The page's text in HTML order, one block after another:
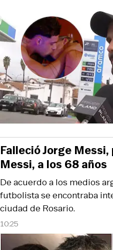
10:25
De acuerdo a los medios
futbolista se encontraba
ciudad de Rosario.
Falleció Jorge
Messi, a los 68 años